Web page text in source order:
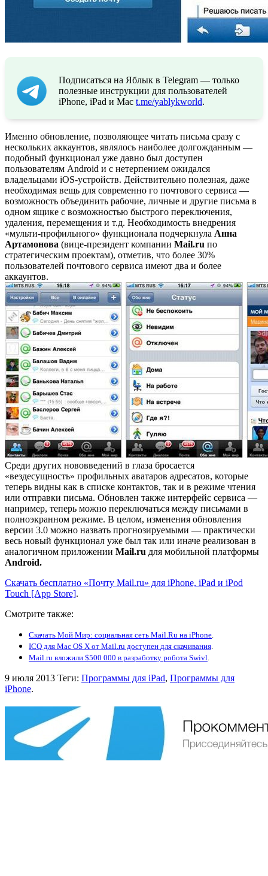
Подписаться на Яблык в Telegram — только
полезные инструкции для пользователей
iPhone, iPad и Mac t.me/yablykworld.
Именно обновление, позволяющее читать письма сразу с
нескольких аккаунтов, являлось наиболее долгожданным —
подобный функционал уже давно был доступен
пользователям Android и с нетерпением ожидался
владельцами iOS-устройств. Действительно полезная, даже
необходимая вещь для современно го почтового сервиса —
возможность объединить рабочие, личные и другие письма в
одном ящике с возможностью быстрого переключения,
удаления, перемещения и т.д. Необходимость внедрения
«мульти-профильного» функционала подчеркнула Анна
Артамонова (вице-президент компании Mail.ru по
стратегическим проектам), отметив, что более 30%
пользователей почтового сервиса имеют два и более
аккаунтов.
Среди других нововведений в глаза бросается
«вездесущность» профильных аватаров адресатов, которые
теперь видны как в списке контактов, так и в режиме чтения
или отправки письма. Обновлен также интерфейс сервиса —
например, теперь можно переключаться между письмами в
полноэкранном режиме. В целом, изменения обновления
версии 3.0 можно назвать прогнозируемыми — практически
весь новый функционал уже был так или иначе реализован в
аналогичном приложении Mail.ru для мобильной платформы
Android.
Скачать бесплатно «Почту Mail.ru» для iPhone, iPad и iPod
Touch [App Store].
Смотрите также:
Скачать Мой Мир: социальная сеть Mail.Ru на iPhone
ICQ для Mac OS X от Mail.ru доступен для скачивания
Mail.ru вложили $500 000 в разработку робота Swivl
9 июля 2013 Теги: Программы для iPad, Программы для
iPhone.